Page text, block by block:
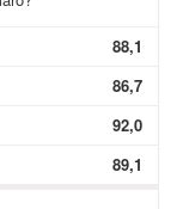
88,1
86,7
92,0
89,1